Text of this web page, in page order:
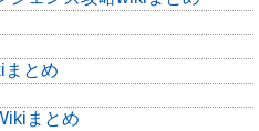
まとめ
まとめ